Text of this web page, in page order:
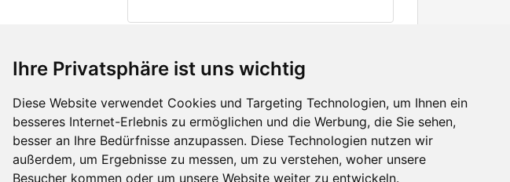
Ihre Privatsphäre ist uns wichtig
Diese Website verwendet Cookies und Targeting Technologien, um Ihnen ein
besseres Internet-Erlebnis zu ermöglichen und die Werbung, die Sie sehen,
besser an Ihre Bedürfnisse anzupassen. Diese Technologien nutzen wir
außerdem, um Ergebnisse zu messen, um zu verstehen, woher unsere
Besucher kommen oder um unsere Website weiter zu entwickeln.
Kontakt
Feedback
Fehler melden
Facebook
Twitter
YouTube